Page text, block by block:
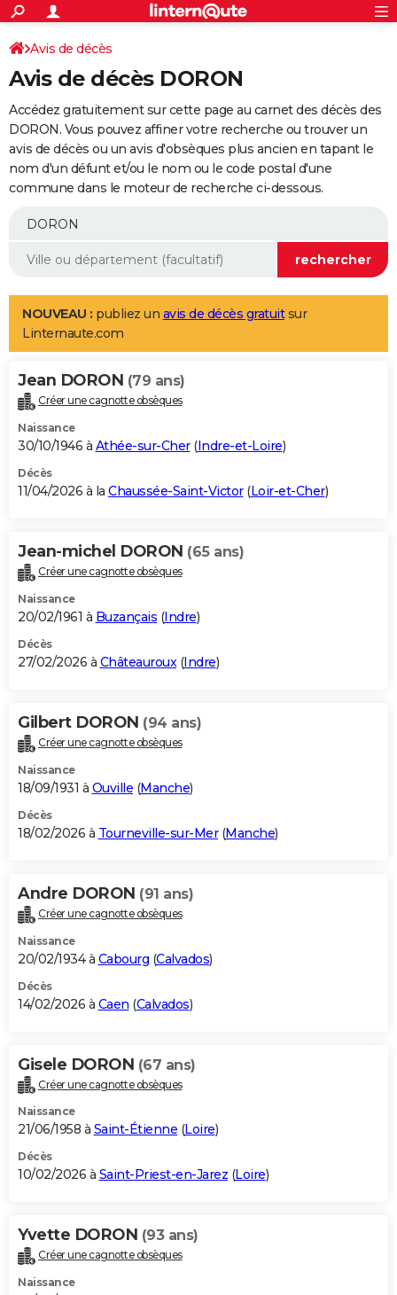
ACTUALITÉS
Politique
Société
Faits Divers
Education
Monde
Villes
+
SPORT
Coupe du monde 2026
Football
Tennis
Cyclisme
Rugby
Forum
Programme TV
TNT
Streaming
Cinéma
Sorties cinéma
Musique
+
FINANCE
Retraite
Epargne
Immobilier
Risques naturels par ville
Banque
Assurance
AUTO
Essais
Réserver un essai
Citadines
Berlines
SUV
Forum auto
+
Mobiles
Meilleur smartphone
Internet
Ordinateurs
Jeux vidéo
Guide high-tech
Aménagement intérieur
LIFESTYLE
Art de vivre
Bien-être
Loisirs
Mode
Modes de vie
Alimentation
Guide de la santé
Maladies
Médicaments
Sommeil
VOYAGE
Destinations
City break
Voyage nature
Voyage de noces
Forum
Climat
+PHOTO
GUIDES D'ACHAT
BONS PLANS
Carte de Noël
Carte Bonne année
Carte Saint-Valentin
Carte Pâques
Carte d'anniversaire
DICTIONNAIRE
Dictionnaire
Biographies
Citations
Expressions
Proverbes
PROGRAMME TV
S'inscrire
Se connecter
Lycées
Collèges
Primaires
Universités
Entreprises
Service militaire
Avis de recherche
AVIS DE DÉCÈS
Bricolage
Lifestyle
Culture
Sport
Auto
Television
Voyage
Cinema
Avis de décès
Avis de décès DORON
Accédez gratuitement sur cette page au carnet des décès des
DORON. Vous pouvez affiner votre recherche ou trouver un
avis de décès ou un avis d'obsèques plus ancien en tapant le
nom d'un défunt et/ou le nom ou le code postal d'une
commune dans le moteur de recherche ci-dessous.
NOUVEAU : publiez un avis de décès gratuitsur
Linternaute.com
Jean DORON (79 ans)
Créer une cagnotte obsèques
Naissance
30/10/1946 à Athée-sur-Cher(Indre-et-Loire)
Décès
11/04/2026 à la Chaussée-Saint-Victor(Loir-et-Cher)
Jean-michel DORON (65 ans)
Créer une cagnotte obsèques
Naissance
20/02/1961 à Buzançais (Indre)
Décès
27/02/2026 à Châteauroux(Indre)
Gilbert DORON (94 ans)
Créer une cagnotte obsèques
Naissance
18/09/1931 à Ouville (Manche)
Décès
18/02/2026 à Tourneville-sur-Mer(Manche)
Andre DORON (91 ans)
Créer une cagnotte obsèques
Naissance
20/02/1934 à Cabourg (Calvados)
Décès
14/02/2026 à Caen (Calvados)
Gisele DORON (67 ans)
Créer une cagnotte obsèques
Naissance
21/06/1958 à Saint-Étienne (Loire)
Décès
10/02/2026 à Saint-Priest-en-Jarez (Loire)
Yvette DORON (93 ans)
Créer une cagnotte obsèques
Naissance